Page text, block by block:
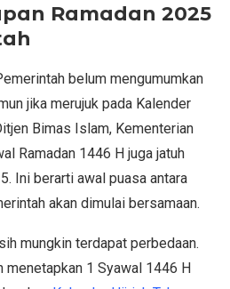
Ramadan 2025
belum mengumumkan
jika merujuk pada Kalender
Bimas Islam, Kementerian
Ramadan 1446 H juga jatuh
Ini berarti awal puasa antara
akan dimulai bersamaan.
mungkin terdapat perbedaan.
menetapkan 1 Syawal 1446 H